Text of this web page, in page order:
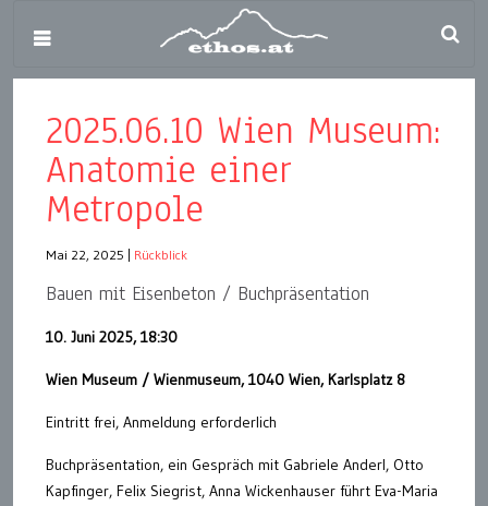
2025.06.10 Wien Museum:
Anatomie einer
Metropole
Mai 22, 2025 Rückblick
Bauen mit Eisenbeton / Buchpräsentation
10. Juni 2025, 18:30
Wien Museum / Wienmuseum, 1040 Wien, Karlsplatz 8
Eintritt frei, Anmeldung erforderlich
Buchpräsentation, ein Gespräch mit Gabriele Anderl, Otto
Kapfinger, Felix Siegrist, Anna Wickenhauser führt Eva-Maria